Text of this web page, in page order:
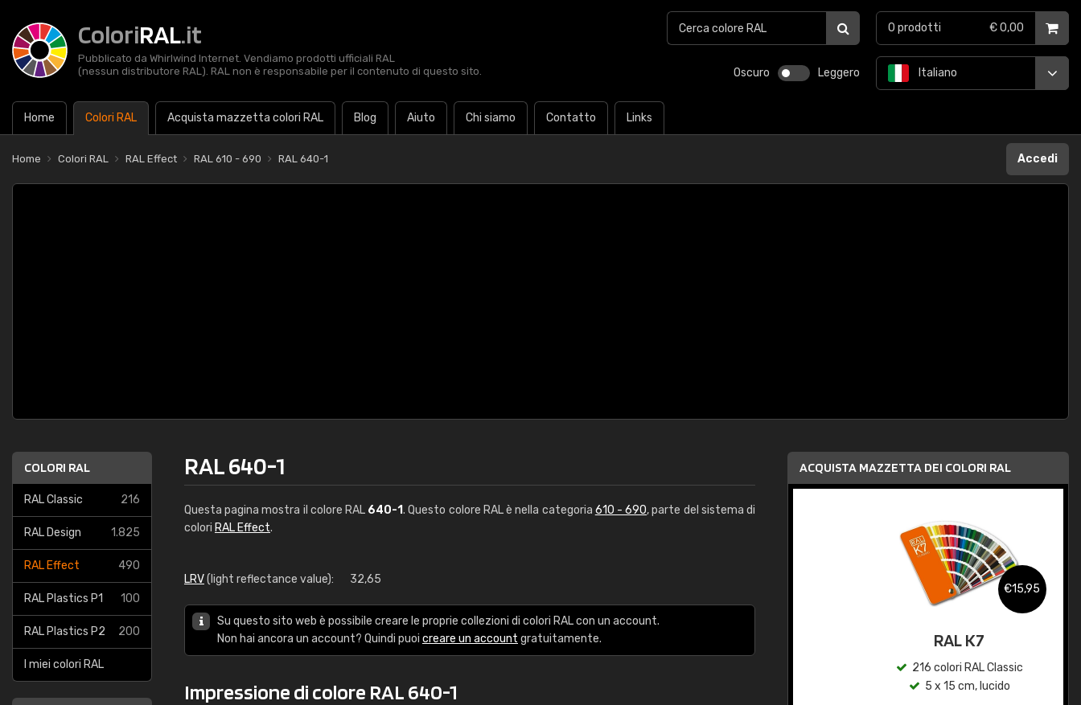
ColoriRAL.it
Pubblicato da Whirlwind Internet. Vendiamo prodotti ufficiali RAL
(nessun distributore RAL). RAL non è responsabile per il contenuto di questo sito.
Oscuro Leggero
Home Colori RAL Acquista mazzetta colori RAL Blog Aiuto Chi siamo Contatto Links
Italiano
0 prodotti € 0,00
Home Colori RAL RAL Effect RAL 610 - 690 RAL 640-1 Accedi
COLORI RAL
RAL Classic 216
RAL Design 1.825
RAL Effect 490
RAL Plastics P1 100
RAL Plastics P2 200
I miei colori RAL
RAL 640-1
Questa pagina mostra il colore RAL 640-1. Questo colore RAL è nella categoria 610 - 690, parte del sistema di
colori RAL Effect.
LRV(light reflectance value): 32,65
Su questo sito web è possibile creare le proprie collezioni di colori RAL con un account.
Non hai ancora un account? Quindi puoi creare un account gratuitamente.
Impressione di colore RAL 640-1
ACQUISTA MAZZETTA DEI COLORI RAL
RAL K7 a base d'acqua
€15,95
RAL K7
216 colori RAL Classic
5 x 15 cm, lucido